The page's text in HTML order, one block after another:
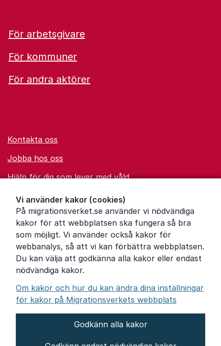
Vi använder kakor (cookies)
På migrationsverket.se använder vi nödvändiga
kakor för att webbplatsen ska fungera så bra
som möjligt. Vi använder också kakor för
webbanalys, så att vi kan förbättra webbplatsen.
Du kan välja att godkänna alla kakor eller endast
nödvändiga kakor.
Om kakor och hur du kan ändra dina inställningar
för kakor på Migrationsverkets webbplats
Godkänn alla kakor
För arbetsgivare
För kommuner
För andra aktörer
Kontakta oss
Jobba hos oss
Hjälp för dig som lever med våld
Ordförklaringar
Om Migrationsverket
Pressrum
Tillgänglighetsredogörelse
Other languages